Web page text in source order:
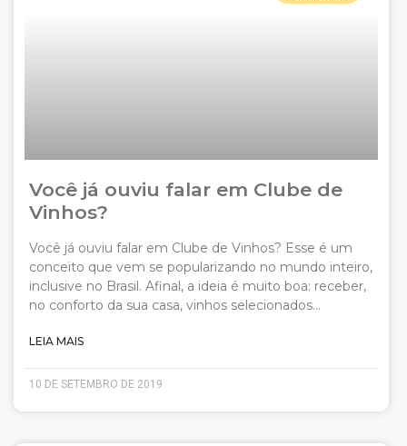
Você já ouviu falar em Clube de
Vinhos?
Você já ouviu falar em Clube de Vinhos? Esse é um
conceito que vem se popularizando no mundo inteiro,
inclusive no Brasil. Afinal, a ideia é muito boa: receber,
no conforto da sua casa, vinhos selecionados…
LEIA MAIS
10 DE SETEMBRO DE 2019